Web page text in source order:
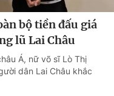
bộ tiền đấu giá
lũ Lai Châu
Á, nữ võ sĩ Lò Thị
dân Lai Châu khắc